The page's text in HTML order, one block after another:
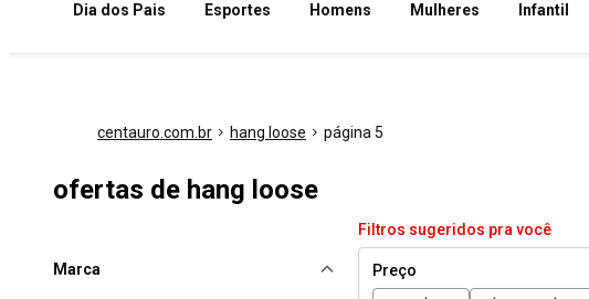
Dia dos Pais Esportes Homens Mulheres Infantil
centauro.com.br hang loose página 5
ofertas de hang loose
Marca
Filtros sugeridos pra você
Preço